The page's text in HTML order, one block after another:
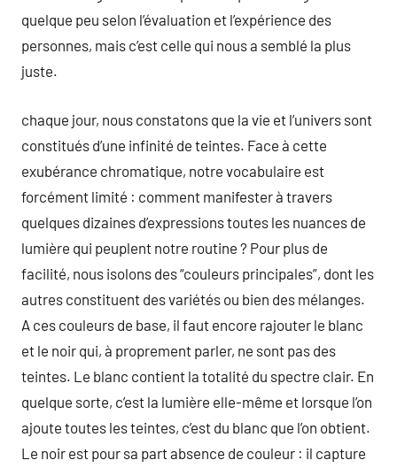
quelque peu selon l’évaluation et l’expérience des
personnes, mais c’est celle qui nous a semblé la plus
juste.
chaque jour, nous constatons que la vie et l’univers sont
constitués d’une infinité de teintes. Face à cette
exubérance chromatique, notre vocabulaire est
forcément limité : comment manifester à travers
quelques dizaines d’expressions toutes les nuances de
lumière qui peuplent notre routine ? Pour plus de
facilité, nous isolons des “couleurs principales”, dont les
autres constituent des variétés ou bien des mélanges.
A ces couleurs de base, il faut encore rajouter le blanc
et le noir qui, à proprement parler, ne sont pas des
teintes. Le blanc contient la totalité du spectre clair. En
quelque sorte, c’est la lumière elle-même et lorsque l’on
ajoute toutes les teintes, c’est du blanc que l’on obtient.
Le noir est pour sa part absence de couleur : il capture